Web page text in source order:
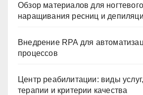
Обзор материалов для
наращивания ресниц и
Внедрение RPA для
процессов
Центр реабилитации: виды
терапии и критерии качества